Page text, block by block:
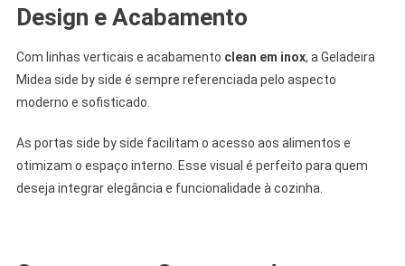
Design e Acabamento
Com linhas verticais e acabamento clean em inox, a Geladeira
Midea side by side é sempre referenciada pelo aspecto
moderno e sofisticado.
As portas side by side facilitam o acesso aos alimentos e
otimizam o espaço interno. Esse visual é perfeito para quem
deseja integrar elegância e funcionalidade à cozinha.